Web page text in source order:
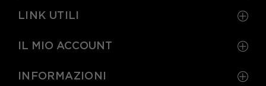
LINK UTILI
IL MIO ACCOUNT
INFORMAZIONI